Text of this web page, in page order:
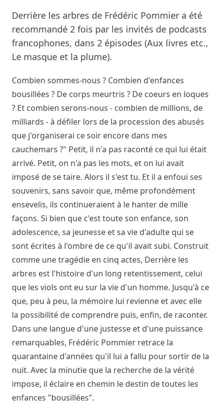
Derrière les arbres de Frédéric Pommier a été
recommandé 2 fois par les invités de podcasts
francophones, dans 2 épisodes (Aux livres etc.,
Le masque et la plume).
Combien sommes-nous ? Combien d'enfances
bousillées ? De corps meurtris ? De coeurs en loques
? Et combien serons-nous - combien de millions, de
milliards - à défiler lors de la procession des abusés
que j'organiserai ce soir encore dans mes
cauchemars ?" Petit, il n'a pas raconté ce qui lui était
arrivé. Petit, on n'a pas les mots, et on lui avait
imposé de se taire. Alors il s'est tu. Et il a enfoui ses
souvenirs, sans savoir que, même profondément
ensevelis, ils continueraient à le hanter de mille
façons. Si bien que c'est toute son enfance, son
adolescence, sa jeunesse et sa vie d'adulte qui se
sont écrites à l'ombre de ce qu'il avait subi. Construit
comme une tragédie en cinq actes, Derrière les
arbres est l'histoire d'un long retentissement, celui
que les viols ont eu sur la vie d'un homme. Jusqu'à ce
que, peu à peu, la mémoire lui revienne et avec elle
la possibilité de comprendre puis, enfin, de raconter.
Dans une langue d'une justesse et d'une puissance
remarquables, Frédéric Pommier retrace la
quarantaine d'années qu'il lui a fallu pour sortir de la
nuit. Avec la minutie que la recherche de la vérité
impose, il éclaire en chemin le destin de toutes les
enfances "bousillées".